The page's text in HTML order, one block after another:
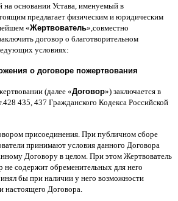
основании Устава именуемый в
предлагает физическим и юридическим
«Жертвователь», совместно
договор o благотворительном
условиях:
o договоре пожертвования
(далее «Договор») заключается в
.428 435, 437 Гражданского Кодекса Российской
присоединения При публичном сборе
принимают условия данного Договора
Договору в целом При этом Жертвователь
не содержит обременительных для него
бы при наличии у него возможности
настоящего Договора